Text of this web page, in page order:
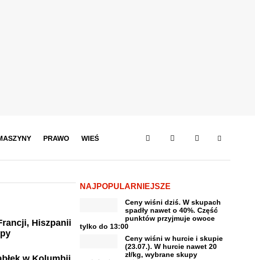
PRAWO WIEŚ
Hiszpanii
NAJPOPULARNIEJSZE
Ceny wiśni dziś. W skupach
spadły nawet o 40%. Część
punktów przyjmuje owoce
tylko do 13:00
Ceny wiśni w hurcie i skupie
(23.07.). W hurcie nawet 20
zł/kg, wybrane skupy